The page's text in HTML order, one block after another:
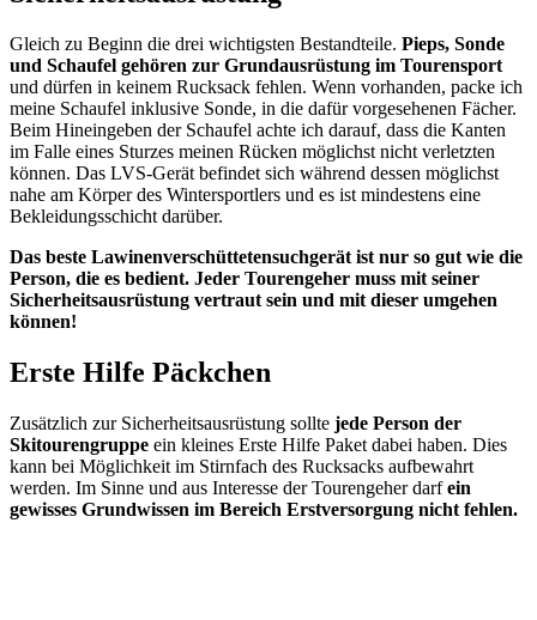
Gleich zu Beginn die drei wichtigsten Bestandteile. Pieps, Sonde
und Schaufel gehören zur Grundausrüstung im Tourensport
und dürfen in keinem Rucksack fehlen. Wenn vorhanden, packe ich
meine Schaufel inklusive Sonde, in die dafür vorgesehenen Fächer.
Beim Hineingeben der Schaufel achte ich darauf, dass die Kanten
im Falle eines Sturzes meinen Rücken möglichst nicht verletzten
können. Das LVS-Gerät befindet sich während dessen möglichst
nahe am Körper des Wintersportlers und es ist mindestens eine
Bekleidungsschicht darüber.
Das beste Lawinenverschüttetensuchgerät ist nur so gut wie die
Person, die es bedient. Jeder Tourengeher muss mit seiner
Sicherheitsausrüstung vertraut sein und mit dieser umgehen
können!
Erste Hilfe Päckchen
Zusätzlich zur Sicherheitsausrüstung sollte jede Person der
Skitourengruppe ein kleines Erste Hilfe Paket dabei haben. Dies
kann bei Möglichkeit im Stirnfach des Rucksacks aufbewahrt
werden. Im Sinne und aus Interesse der Tourengeher darfein
gewisses Grundwissen im Bereich Erstversorgung nicht fehlen.